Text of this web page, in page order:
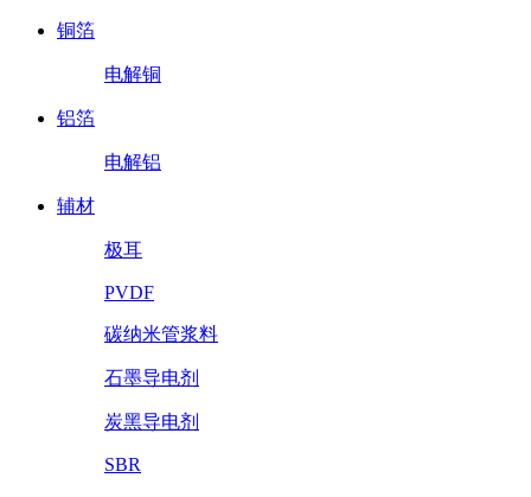
铜箔
电解铜
铝箔
电解铝
辅材
极耳
PVDF
碳纳米管浆料
石墨导电剂
炭黑导电剂
SBR